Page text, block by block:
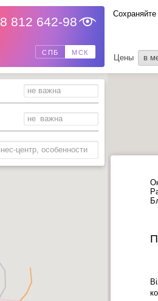
СПБ МСК
8 812 642-98
Цены в